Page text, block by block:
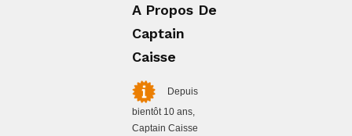
A Propos De
Captain
Caisse
Depuis
bientôt 10 ans,
Captain Caisse